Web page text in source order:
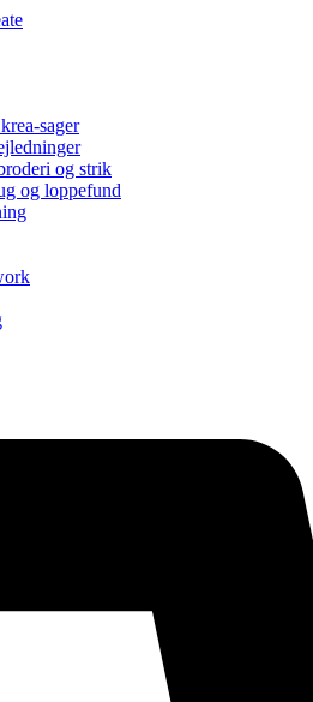
sager
og strik
og loppefund